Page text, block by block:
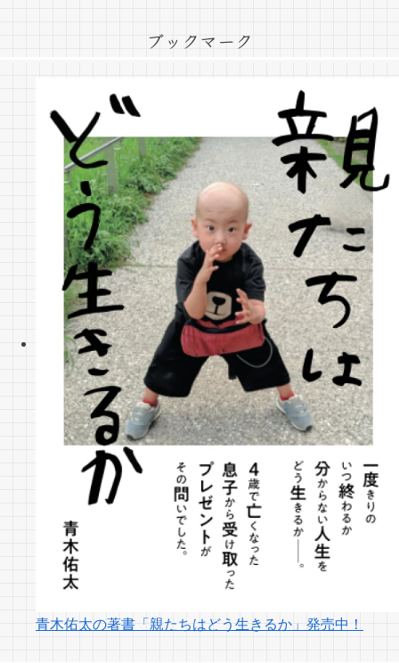
ブックマーク
青木佑太の著書「親たちはどう生きるか」発売中！